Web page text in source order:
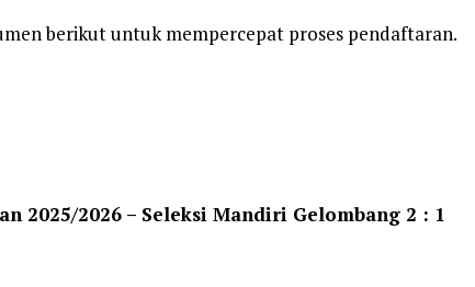
berikut untuk mempercepat proses pendaftaran.
2025/2026 – Seleksi Mandiri Gelombang 2 : 1